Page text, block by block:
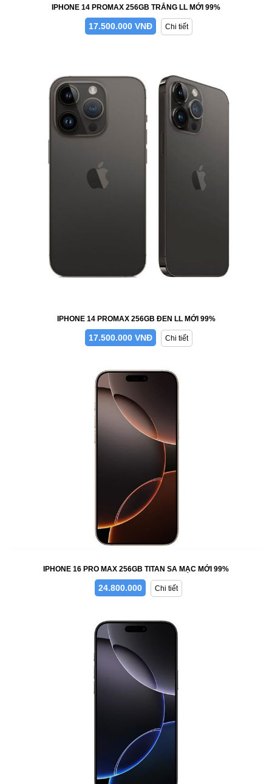
IPHONE 14 PROMAX 256GB TRẮNG LL MỚI 99%
17.500.000 VNĐ Chi tiết
IPHONE 14 PROMAX 256GB ĐEN LL MỚI 99%
17.500.000 VNĐ Chi tiết
IPHONE 16 PRO MAX 256GB TITAN SA MẠC MỚI 99%
24.800.000 Chi tiết